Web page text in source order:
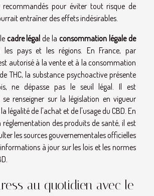
recommandés pour éviter tout risque de
entraîner des effets indésirables.
cadre légal de laconsommation légale de
les pays et les régions. En France, par
autorisé à la vente et à la consommation
THC, la substance psychoactive présente
ne dépasse pas le seuil légal. Il est
se renseigner sur la législation en vigueur
légalité de l'achat et de l'usage du CBD. En
des produits de santé, il est
les sources gouvernementales officielles
à jour sur les lois et les normes
au quotidien avec le